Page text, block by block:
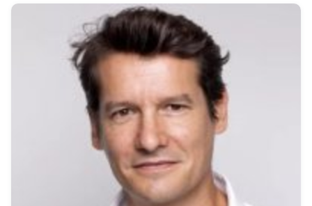
parcours suivant :* 2021 - 2024 : Eramet, Export sales
manager* 2018 - 2018 : Eramet, Project manager©
Copyright Nomination 2024
December 13, 2024